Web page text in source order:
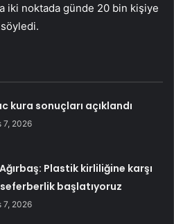
iki noktada günde 20 bin kişiye
söyledi.
kura sonuçları açıklandı
7, 2026
Plastik kirliliğine karşı
başlatıyoruz
7, 2026